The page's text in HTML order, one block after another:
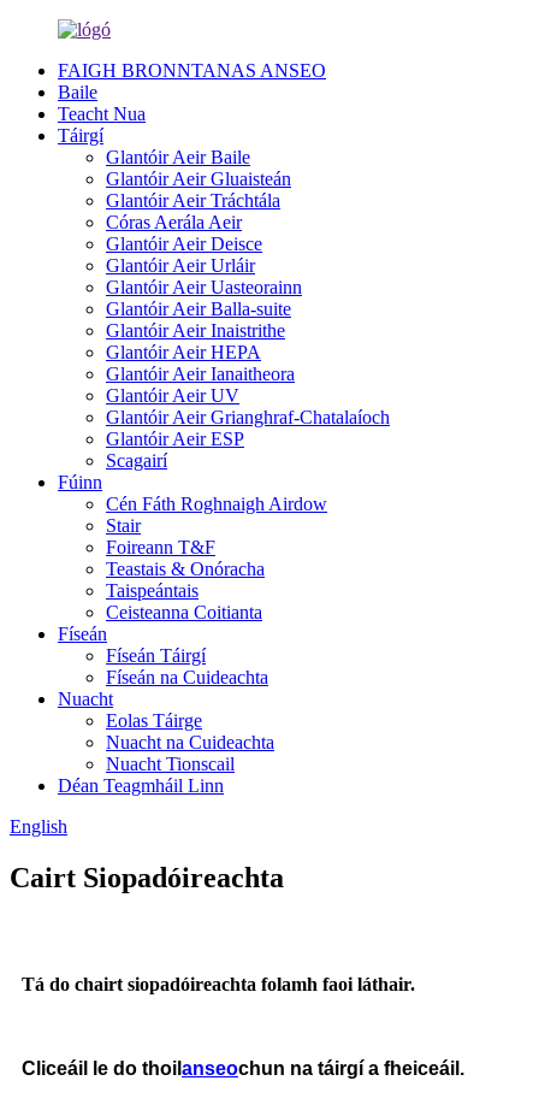
FAIGH BRONNTANAS ANSEO
Baile
Teacht Nua
Táirgí
Glantóir Aeir Baile
Glantóir Aeir Gluaisteán
Glantóir Aeir Tráchtála
Córas Aerála Aeir
Glantóir Aeir Deisce
Glantóir Aeir Urláir
Glantóir Aeir Uasteorainn
Glantóir Aeir Balla-suite
Glantóir Aeir Inaistrithe
Glantóir Aeir HEPA
Glantóir Aeir Ianaitheora
Glantóir Aeir UV
Glantóir Aeir Grianghraf-Chatalaíoch
Glantóir Aeir ESP
Scagairí
Fúinn
Cén Fáth Roghnaigh Airdow
Stair
Foireann T&F
Teastais & Onóracha
Taispeántais
Ceisteanna Coitianta
Físeán
Físeán Táirgí
Físeán na Cuideachta
Nuacht
Eolas Táirge
Nuacht na Cuideachta
Nuacht Tionscail
Déan Teagmháil Linn
English
Cairt Siopadóireachta
Tá do chairt siopadóireachta folamh faoi láthair.
Cliceáil le do thoil anseochun na táirgí a fheiceáil.